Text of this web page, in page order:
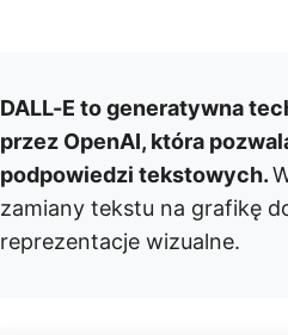
DALL-E to generatywna
przez OpenAI, która
podpowiedzi tekstowych.
zamiany tekstu na grafikę
reprezentacje wizualne.